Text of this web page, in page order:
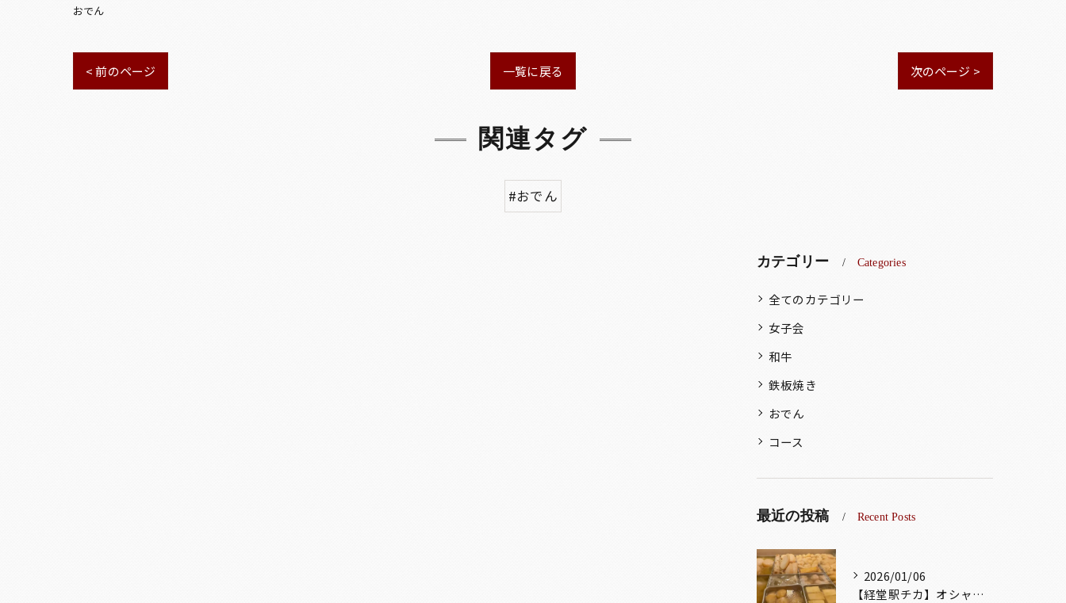
おでん
< 前のページ 一覧に戻る 次のページ >
関連タグ
#おでん
カテゴリー Categories
全てのカテゴリー
女子会
和牛
鉄板焼き
おでん
コース
最近の投稿 Recent Posts
2026/01/06
【経堂駅チカ】オシャレ居酒屋🏮出汁が美味しいおでんがオススメ...